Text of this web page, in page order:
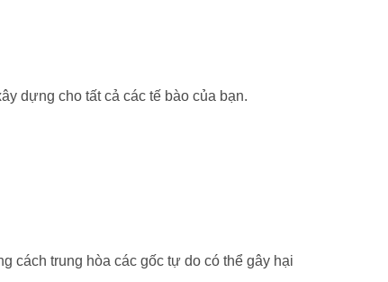
dựng cho tất cả các tế bào của bạn.
cách trung hòa các gốc tự do có thể gây hại